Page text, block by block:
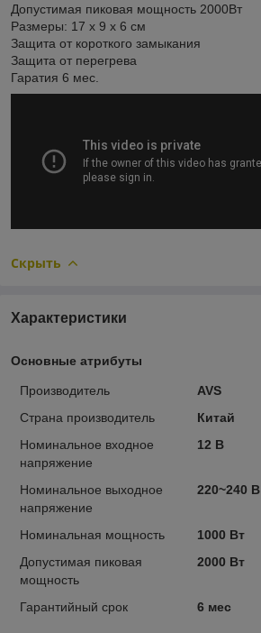
Допустимая пиковая мощность 2000Вт
Размеры: 17 х 9 х 6 см
Защита от короткого замыкания
Защита от перегрева
Гаратия 6 мес.
Скрыть
Характеристики
Основные атрибуты
Производитель
AVS
Страна производитель
Китай
Номинальное входное
напряжение
12 В
Номинальное выходное
напряжение
220~240 В
Номинальная мощность
1000 Вт
Допустимая пиковая
мощность
2000 Вт
Гарантийный срок 6 мес